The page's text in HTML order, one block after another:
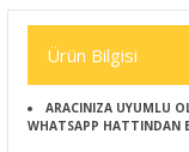
Ürün Bilgisi
ARACINIZA UYUMLU
WHATSAPP HATTINDAN